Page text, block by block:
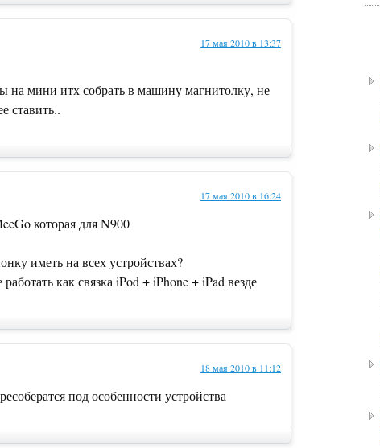
17 мая 2010 в 13:37
на мини итх собрать в машину магнитолку, не
ставить..
17 мая 2010 в 16:24
которая для N900
иметь на всех устройствах?
как связка iPod + iPhone + iPad везде
18 мая 2010 в 11:12
под особенности устройства